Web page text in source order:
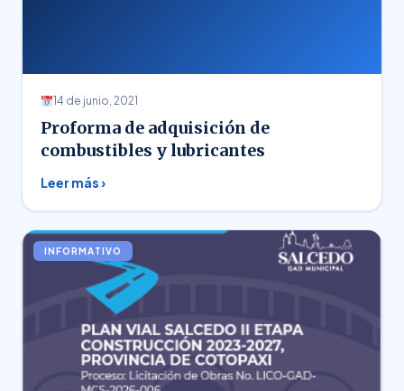
14 de junio, 2021
Proforma de adquisición de
combustibles y lubricantes
Leer más ›
INFORMATIVO